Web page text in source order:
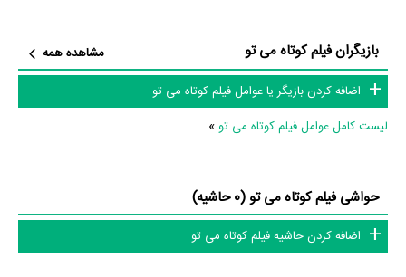
بازیگران فیلم کوتاه می تو
مشاهده همه
اضافه کردن بازیگر یا عوامل فیلم کوتاه می تو
لیست کامل عوامل فیلم کوتاه می تو»
حواشی فیلم کوتاه می تو (0 حاشیه)
اضافه کردن حاشیه فیلم کوتاه می تو